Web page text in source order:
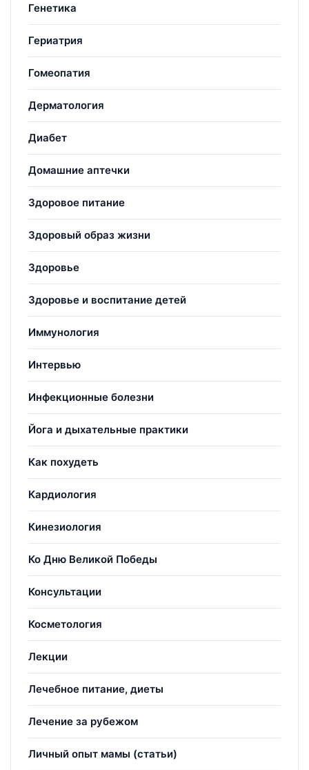
Генетика
Гериатрия
Гомеопатия
Дерматология
Диабет
Домашние аптечки
Здоровое питание
Здоровый образ жизни
Здоровье
Здоровье и воспитание детей
Иммунология
Интервью
Инфекционные болезни
Йога и дыхательные практики
Как похудеть
Кардиология
Кинезиология
Ко Дню Великой Победы
Консультации
Косметология
Лекции
Лечебное питание, диеты
Лечение за рубежом
Личный опыт мамы (статьи)